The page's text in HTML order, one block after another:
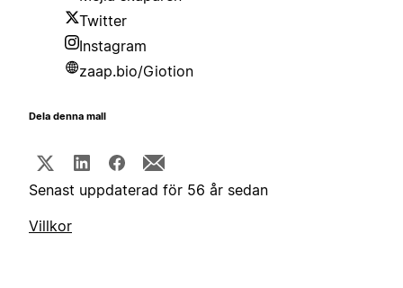
Twitter
Instagram
zaap.bio/Giotion
Dela denna mall
Senast uppdaterad för 56 år sedan
Villkor